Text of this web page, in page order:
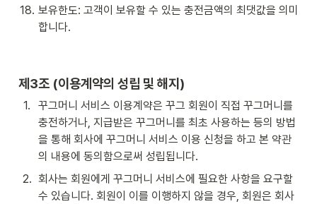
18. 보유한도: 고객이 보유할 수 있는 충전금액의 최댓값을 의미
합니다.
제3조 (이용계약의 성립 및 해지)
1.
꾸그머니 서비스 이용계약은 꾸그 회원이 직접 꾸그머니를
충전하거나, 지급받은 꾸그머니를 최초 사용하는 등의 방법
을 통해 회사에 꾸그머니 서비스 이용 신청을 하고 본 약관
의 내용에 동의함으로써 성립됩니다.
2. 회사는 회원에게 꾸그머니 서비스에 필요한 사항을 요구할
수 있습니다. 회원이 이를 이행하지 않을 경우, 회원은 회사